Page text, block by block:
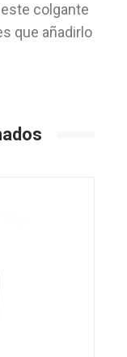
colgante
que añadirlo